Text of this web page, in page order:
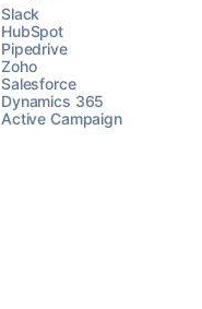
Slack
HubSpot
Pipedrive
Zoho
Salesforce
Dynamics 365
Active Campaign